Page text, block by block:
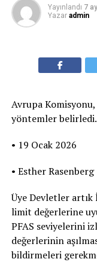
Yayınlandı 7
Yazar admin
Avrupa
yöntemler belirledi.
• 19 Ocak 2026
• Esther Rasenberg
Üye Devletler artık
limit değerlerine
PFAS seviyelerini
değerlerinin
bildirmeleri